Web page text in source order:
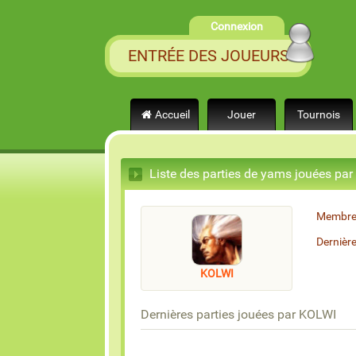
Connexion
ENTRÉE DES JOUEURS
Accueil Jouer Tournois
Liste des parties de yams jouées par
KOLWI
Dernières parties jouées par KOLWI